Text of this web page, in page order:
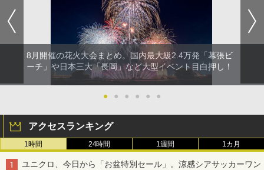
8月開催の花火大会まとめ。国内最大級2.4万発「幕張ビ
ーチ」や日本三大「長岡」など大型イベント目白押し！
● ● ● ● ● ●
アクセスランキング
1時間 24時間 1週間 1カ月
ユニクロ、今日から「お盆特別セール」。涼感シアサッカーワン